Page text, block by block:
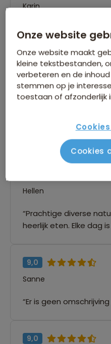
Karin
“Een mooie reis vol
landschappen gezien;
rivieren en zee. En af
leuk. We hebben veel
Een vliegende
aapjes, vogels en
gecombineerd met
indrukwekkend. En we
leuke groep en zeer
Hellen
“Prachtige diverse
heerlijk eten. Elke dag
9,0
Sanne
“Er is geen
9,0
Onze website
Onze website maakt
kleine tekstbestanden,
verbeteren en de
stemmen op je
toestaan of afzonderlijk
Cookies